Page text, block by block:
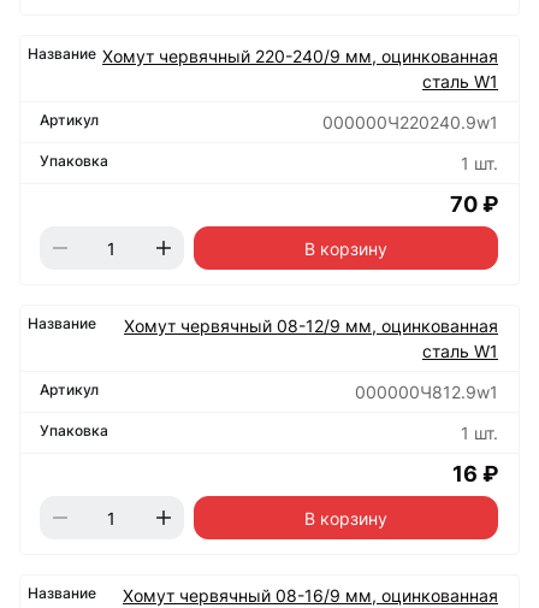
Хомут червячный 220-240/9 мм, оцинкованная
сталь W1
000000Ч220240.9w1
1 шт.
70 ₽
В корзину
Хомут червячный 08-12/9 мм, оцинкованная
сталь W1
000000Ч812.9w1
1 шт.
16 ₽
В корзину
Хомут червячный 08-16/9 мм, оцинкованная